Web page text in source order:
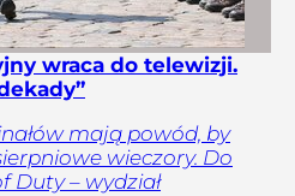
wraca do telewizji.
mają powód, by
wieczory. Do
Duty – wydział